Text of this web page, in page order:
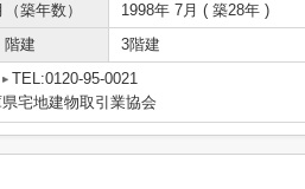
築年数）
1998年 7月 ( 築28年 )
階建 3階建
TEL:0120-95-0021
宅地建物取引業協会